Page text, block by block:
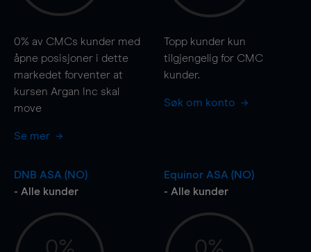
0% av CMCs kunder med
åpne posisjoner i dette
markedet forventer at
kursen Argan Inc skal
move
Se mer
Topp kunder kun
tilgjengelig for CMC
kunder.
Søk om konto
DNB ASA (NO)
- Alle kunder
Equinor ASA (NO)
- Alle kunder